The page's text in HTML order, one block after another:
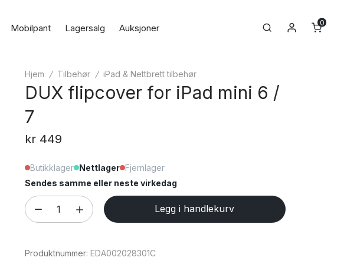
ToggleMobilpant Lagersalg Auksjoner Search Min konto
0
Hjem / Tilbehør / iPad & Nettbrett tilbehør
DUX flipcover for iPad mini 6 /
7
kr449
Butikklager Nettlager Fjernlager
Sendes samme eller neste virkedag
DUX
flipcover
iPad
Legg i handlekurv
Produktnummer: EDA002028301C